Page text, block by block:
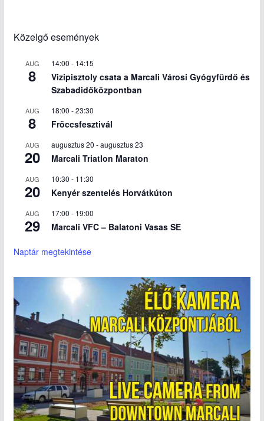
Közelgő események
AUG
8
14:00 - 14:15
Vizipisztoly csata a Marcali Városi Gyógyfürdő és
Szabadidőközpontban
AUG
8
18:00 -23:30
Fröccsfesztivál
AUG
20
augusztus 20 -augusztus 23
Marcali Triatlon Maraton
AUG
20
10:30 - 11:30
Kenyér szentelés Horvátkúton
AUG
29
17:00 - 19:00
Marcali VFC – Balatoni Vasas SE
Naptár megtekintése